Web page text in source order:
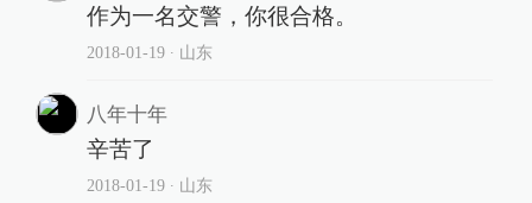
作为一名交警，你很合格。
2018-01-19∙ 山东
八年十年
辛苦了
2018-01-19∙ 山东